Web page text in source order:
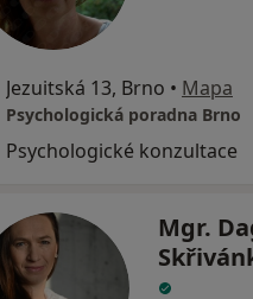
Jezuitská 13, Brno • Mapa
Psychologická poradna Brno
Psychologické konzultace
Mgr.